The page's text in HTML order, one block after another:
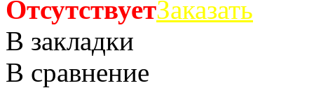
ОтсутствуетЗаказать
В закладки
В сравнение